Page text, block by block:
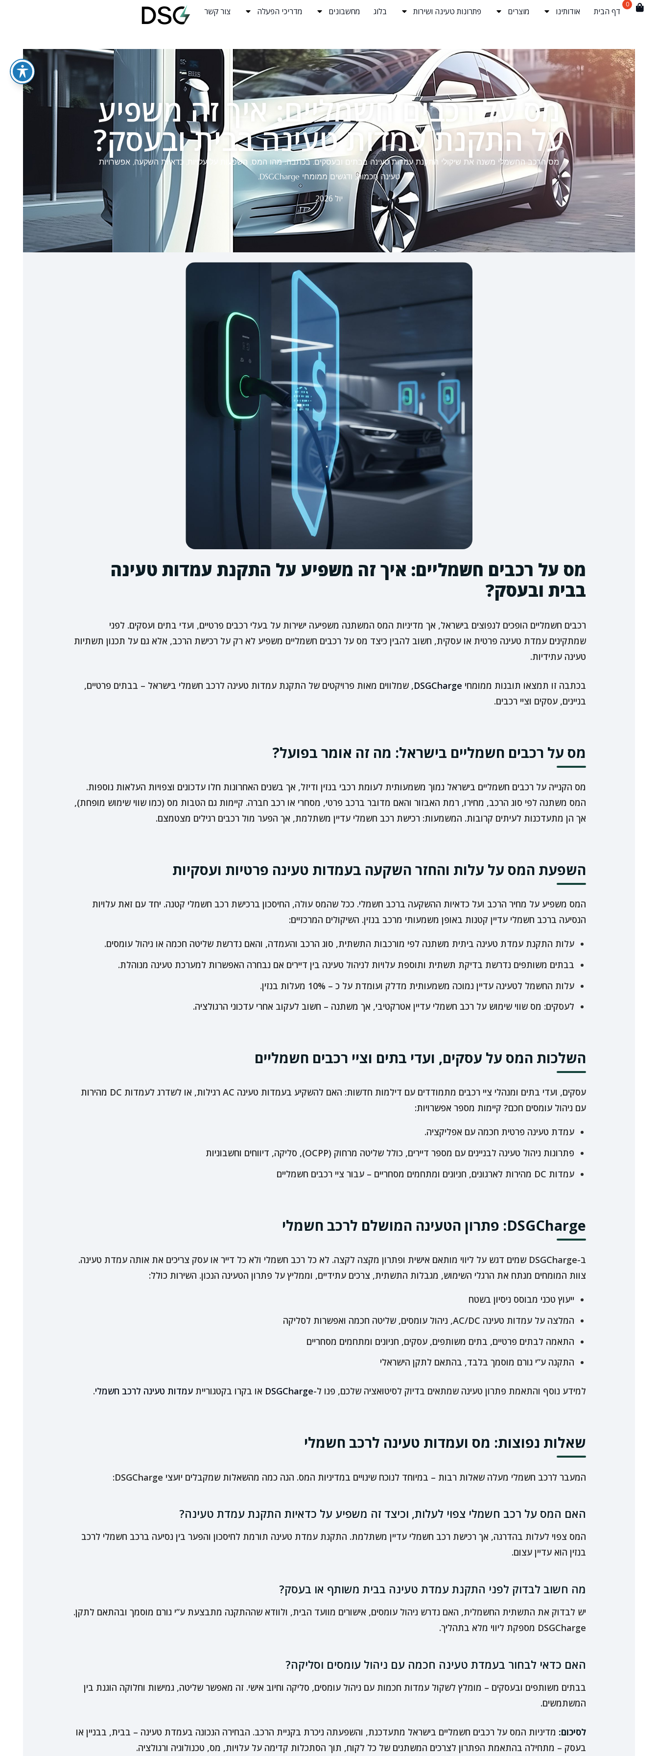
0
דף הבית אודותינו מוצרים פתרונות טעינה ושירות בלוג מחשבונים מדריכי הפעלה צור קשר
מס על רכבים חשמליים: איך זה משפיע
על התקנת עמדות טעינה בבית ובעסק?
מס הרכב החשמלי משנה את שיקולי התקנת עמדות טעינה בבתים ובעסקים. בכתבה: מהו המס, השפעות על עלויות, כדאיות השקעה, אפשרויות
טעינה חכמות, ודגשים ממומחי DSGCharge.
יול 2026
מס על רכבים חשמליים: איך זה משפיע על התקנת עמדות טעינה
בבית ובעסק?
רכבים חשמליים הופכים לנפוצים בישראל, אך מדיניות המס המשתנה משפיעה ישירות על בעלי רכבים פרטיים, ועדי בתים ועסקים. לפני
שמתקינים עמדת טעינה פרטית או עסקית, חשוב להבין כיצד מס על רכבים חשמליים משפיע לא רק על רכישת הרכב, אלא גם על תכנון תשתיות
טעינה עתידיות.
בכתבה זו תמצאו תובנות ממומחי DSGCharge, שמלווים מאות פרויקטים של התקנת עמדות טעינה לרכב חשמלי בישראל – בבתים פרטיים,
בניינים, עסקים וציי רכבים.
מס על רכבים חשמליים בישראל: מה זה אומר בפועל?
מס הקנייה על רכבים חשמליים בישראל נמוך משמעותית לעומת רכבי בנזין ודיזל, אך בשנים האחרונות חלו עדכונים וצפויות העלאות נוספות.
המס משתנה לפי סוג הרכב, מחירו, רמת האבזור והאם מדובר ברכב פרטי, מסחרי או רכב חברה. קיימות גם הטבות מס (כמו שווי שימוש מופחת),
אך הן מתעדכנות לעיתים קרובות. המשמעות: רכישת רכב חשמלי עדיין משתלמת, אך הפער מול רכבים רגילים מצטמצם.
השפעת המס על עלות והחזר השקעה בעמדות טעינה פרטיות ועסקיות
המס משפיע על מחיר הרכב ועל כדאיות ההשקעה ברכב חשמלי. ככל שהמס עולה, החיסכון ברכישת רכב חשמלי קטנה. יחד עם זאת עלויות
הנסיעה ברכב חשמלי עדיין קטנות באופן משמעותי מרכב בנזין. השיקולים המרכזיים:
עלות התקנת עמדת טעינה ביתית משתנה לפי מורכבות התשתית, סוג הרכב והעמדה, והאם נדרשת שליטה חכמה או ניהול עומסים.
בבתים משותפים נדרשת בדיקת תשתית ותוספת עלויות לניהול טעינה בין דיירים אם נבחרה האפשרות למערכת טעינה מנוהלת.
עלות החשמל לטעינה עדיין נמוכה משמעותית מדלק ועומדת על כ – 10% מעלות בנזין.
לעסקים: מס שווי שימוש על רכב חשמלי עדיין אטרקטיבי, אך משתנה – חשוב לעקוב אחרי עדכוני הרגולציה.
השלכות המס על עסקים, ועדי בתים וציי רכבים חשמליים
עסקים, ועדי בתים ומנהלי ציי רכבים מתמודדים עם דילמות חדשות: האם להשקיע בעמדות טעינה AC רגילות, או לשדרג לעמדות DC מהירות
עם ניהול עומסים חכם? קיימות מספר אפשרויות:
עמדת טעינה פרטית חכמה עם אפליקציה.
פתרונות ניהול טעינה לבניינים עם מספר דיירים, כולל שליטה מרחוק (OCPP), סליקה, דיווחים וחשבוניות
עמדות DC מהירות לארגונים, חניונים ומתחמים מסחריים – עבור ציי רכבים חשמליים
DSGCharge: פתרון הטעינה המושלם לרכב חשמלי
ב-DSGCharge שמים דגש על ליווי מותאם אישית ופתרון מקצה לקצה. לא כל רכב חשמלי ולא כל דייר או עסק צריכים את אותה עמדת טעינה.
צוות המומחים מנתח את הרגלי השימוש, מגבלות התשתית, צרכים עתידיים, וממליץ על פתרון הטעינה הנכון. השירות כולל:
ייעוץ טכני מבוסס ניסיון בשטח
המלצה על עמדות טעינה AC/DC, ניהול עומסים, שליטה חכמה ואפשרות לסליקה
התאמה לבתים פרטיים, בתים משותפים, עסקים, חניונים ומתחמים מסחריים
התקנה ע”י גורם מוסמך בלבד, בהתאם לתקן הישראלי
למידע נוסף והתאמת פתרון טעינה שמתאים בדיוק לסיטואציה שלכם, פנו ל-DSGCharge או בקרו בקטגוריית עמדות טעינה לרכב חשמלי.
שאלות נפוצות: מס ועמדות טעינה לרכב חשמלי
המעבר לרכב חשמלי מעלה שאלות רבות – במיוחד לנוכח שינויים במדיניות המס. הנה כמה מהשאלות שמקבלים יועצי DSGCharge:
האם המס על רכב חשמלי צפוי לעלות, וכיצד זה משפיע על כדאיות התקנת עמדת טעינה?
המס צפוי לעלות בהדרגה, אך רכישת רכב חשמלי עדיין משתלמת. התקנת עמדת טעינה תורמת לחיסכון והפער בין נסיעה ברכב חשמלי לרכב
בנזין הוא עדיין עצום.
מה חשוב לבדוק לפני התקנת עמדת טעינה בבית משותף או בעסק?
יש לבדוק את התשתית החשמלית, האם נדרש ניהול עומסים, אישורים מוועד הבית, ולוודא שההתקנה מתבצעת ע”י גורם מוסמך ובהתאם לתקן.
DSGCharge מספקת ליווי מלא בתהליך.
האם כדאי לבחור בעמדת טעינה חכמה עם ניהול עומסים וסליקה?
בבתים משותפים ובעסקים – מומלץ לשקול עמדות חכמות עם ניהול עומסים, סליקה וחיוב אישי. זה מאפשר שליטה, גמישות וחלוקה הוגנת בין
המשתמשים.
לסיכום: מדיניות המס על רכבים חשמליים בישראל מתעדכנת, והשפעתה ניכרת בקניית הרכב. הבחירה הנכונה בעמדת טעינה – בבית, בבניין או
בעסק – מתחילה בהתאמת הפתרון לצרכים המשתנים של כל לקוח, תוך הסתכלות קדימה על עלויות, מס, טכנולוגיה ורגולציה.